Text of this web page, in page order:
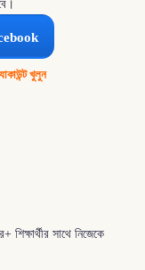
খুলুন
সাথে নিজেকে